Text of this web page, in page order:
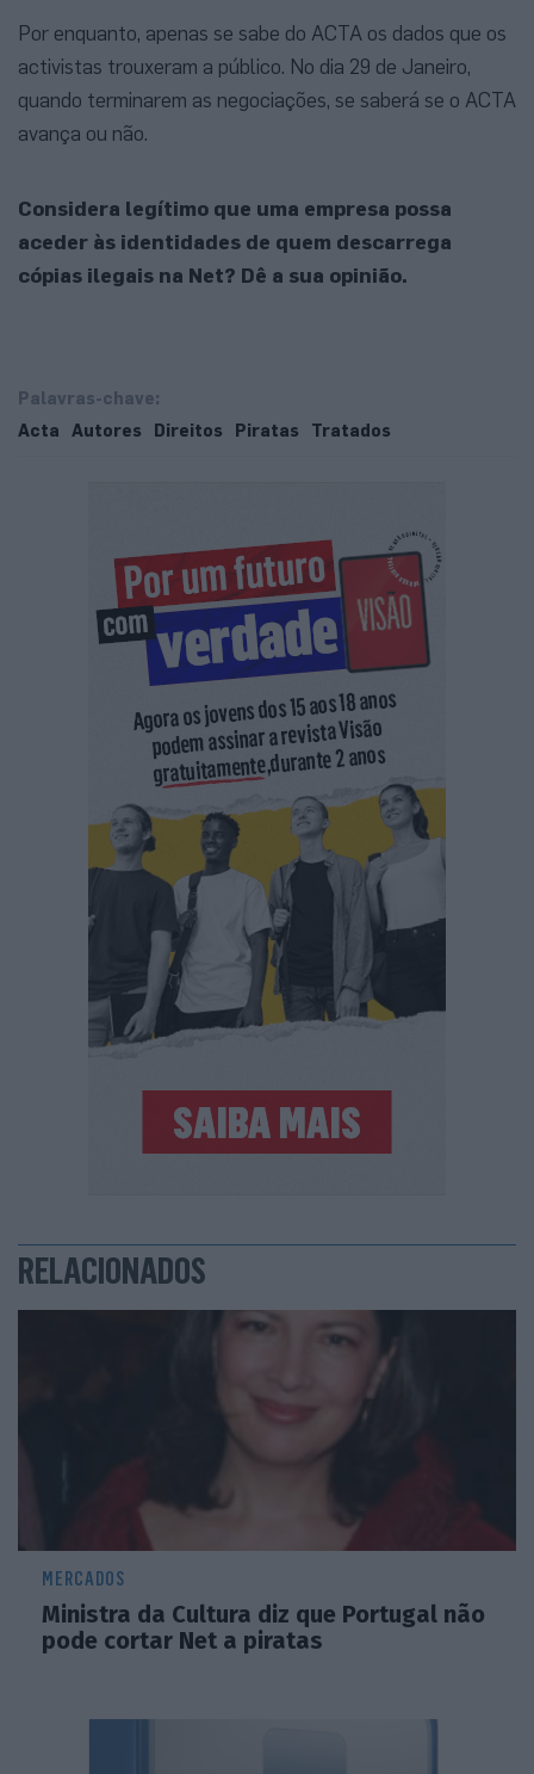
Por enquanto, apenas se sabe do ACTA os dados que os
activistas trouxeram a público. No dia 29 de Janeiro,
quando terminarem as negociações, se saberá se o ACTA
avança ou não.
Considera legítimo que uma empresa possa
aceder às identidades de quem descarrega
cópias ilegais na Net? Dê a sua opinião.
Palavras-chave:
Acta
Autores Direitos Piratas Tratados
RELACIONADOS
MERCADOS
Ministra da Cultura diz que Portugal não
pode cortar Net a piratas